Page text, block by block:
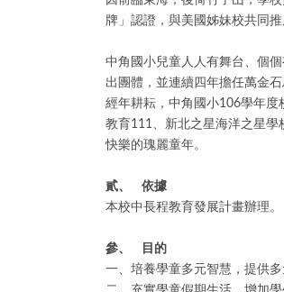
牌」認證，與美國姊妹校共同
中角國小兒童人人有舞台、個
出團體，並連續四年擔任萬金
經年耕耘，中角國小106學年
教育111、新北之星海洋之星
快樂的瑰麗童年。
貳、 依據
本校中長程教育發展計畫辦理。
參、 目的
一、培養學童多元智慧，提供多